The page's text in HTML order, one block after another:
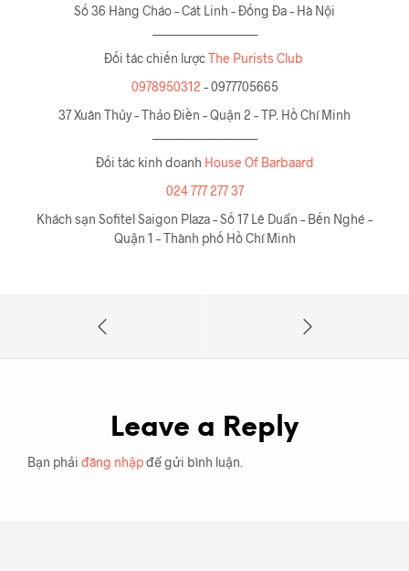
Số 36 Hàng Cháo – Cát Linh – Đống Đa – Hà Nội
Đối tác chiến lượcThe Purists Club
0978950312 – 0977705665
37 Xuân Thủy – Thảo Điền – Quận 2 – TP. Hồ Chí Minh
Đối tác kinh doanh House Of Barbaard
024 777 277 37
Khách sạn Sofitel Saigon Plaza – Số 17 Lê Duẩn – Bến Nghé –
Quận 1 – Thành phố Hồ Chí Minh
Leave a Reply
Bạn phải đăng nhậpđể gửi bình luận.